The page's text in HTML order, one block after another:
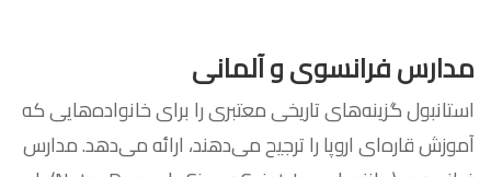
مدارس فرانسوی و آلمانی
استانبول گزینه‌های تاریخی معتبری را برای خانواده‌هایی که
آموزش قاره‌ای اروپا را ترجیح می‌دهند، ارائه می‌دهد. مدارس